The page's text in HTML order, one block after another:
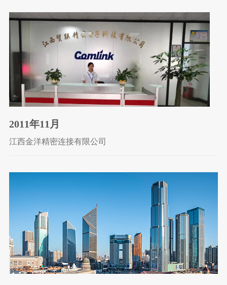
2011年11月
江西金洋精密连接有限公司